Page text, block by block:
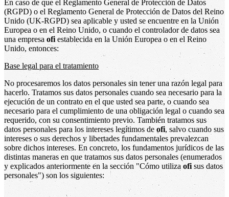
En caso de que el Reglamento General de Protección de Datos
(RGPD) o el Reglamento General de Protección de Datos del Reino
Unido (UK-RGPD) sea aplicable y usted se encuentre en la Unión
Europea o en el Reino Unido, o cuando el controlador de datos sea
una empresa ofi establecida en la Unión Europea o en el Reino
Unido, entonces:
Base legal para el tratamiento
No procesaremos los datos personales sin tener una razón legal para
hacerlo. Tratamos sus datos personales cuando sea necesario para la
ejecución de un contrato en el que usted sea parte, o cuando sea
necesario para el cumplimiento de una obligación legal o cuando sea
requerido, con su consentimiento previo. También tratamos sus
datos personales para los intereses legítimos de ofi, salvo cuando sus
intereses o sus derechos y libertades fundamentales prevalezcan
sobre dichos intereses. En concreto, los fundamentos jurídicos de las
distintas maneras en que tratamos sus datos personales (enumerados
y explicados anteriormente en la sección "Cómo utiliza ofi sus datos
personales") son los siguientes: